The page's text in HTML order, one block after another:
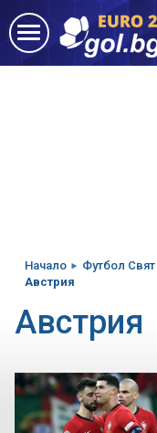
Начало Футбол Свят
Австрия
Австрия